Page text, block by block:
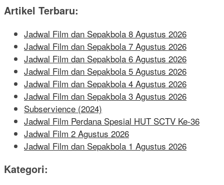
Artikel Terbaru:
Jadwal Film dan Sepakbola 8 Agustus 2026
Jadwal Film dan Sepakbola 7 Agustus 2026
Jadwal Film dan Sepakbola 6 Agustus 2026
Jadwal Film dan Sepakbola 5 Agustus 2026
Jadwal Film dan Sepakbola 4 Agustus 2026
Jadwal Film dan Sepakbola 3 Agustus 2026
Subservience (2024)
Jadwal Film Perdana Spesial HUT SCTV Ke-36
Jadwal Film 2 Agustus 2026
Jadwal Film dan Sepakbola 1 Agustus 2026
Kategori: